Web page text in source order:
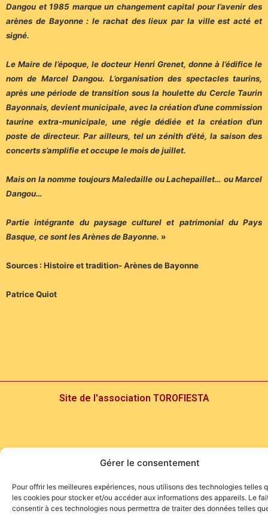
Gérer le consentement
Pour offrir les meilleures expériences, nous utilisons des technologies telles
les cookies pour stocker et/ou accéder aux informations des appareils. Le
consentir à ces technologies nous permettra de traiter des données telles
Dangou et 1985 marque un changement capital pour l’avenir des
arènes de Bayonne : le rachat des lieux par la ville est acté et
signé.
Le Maire de l’époque, le docteur Henri Grenet, donne à l’édifice le
nom de Marcel Dangou. L’organisation des spectacles taurins,
après une période de transition sous la houlette du Cercle Taurin
Bayonnais, devient municipale, avec la création d’une commission
taurine extra-municipale, une régie dédiée et la création d’un
poste de directeur. Par ailleurs, tel un zénith d’été, la saison des
concerts s’amplifie et occupe le mois de juillet.
Mais on la nomme toujours Maledaille ou Lachepaillet… ou Marcel
Dangou…
Partie intégrante du paysage culturel et patrimonial du Pays
Basque, ce sont les Arènes de Bayonne. »
Sources : Histoire et tradition- Arènes de Bayonne
Patrice Quiot
Site de l'association TOROFIESTA